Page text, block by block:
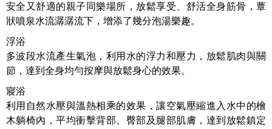
安全又舒適的親子同樂場所，放鬆享受、舒活全身筋骨，蕈
狀噴泉水流潺潺流下，增添了幾分泡湯樂趣。
浮浴
多波段水流產生氣泡，利用水的浮力和壓力，放鬆肌肉與關
節，達到全身均勻按摩與放鬆身心的效果。
寢浴
利用自然水壓與溫熱相乘的效果，讓空氣壓縮進入水中的檜
木躺椅內，平均衝擊背部、臀部及腿部肌膚，達到放鬆鎮定